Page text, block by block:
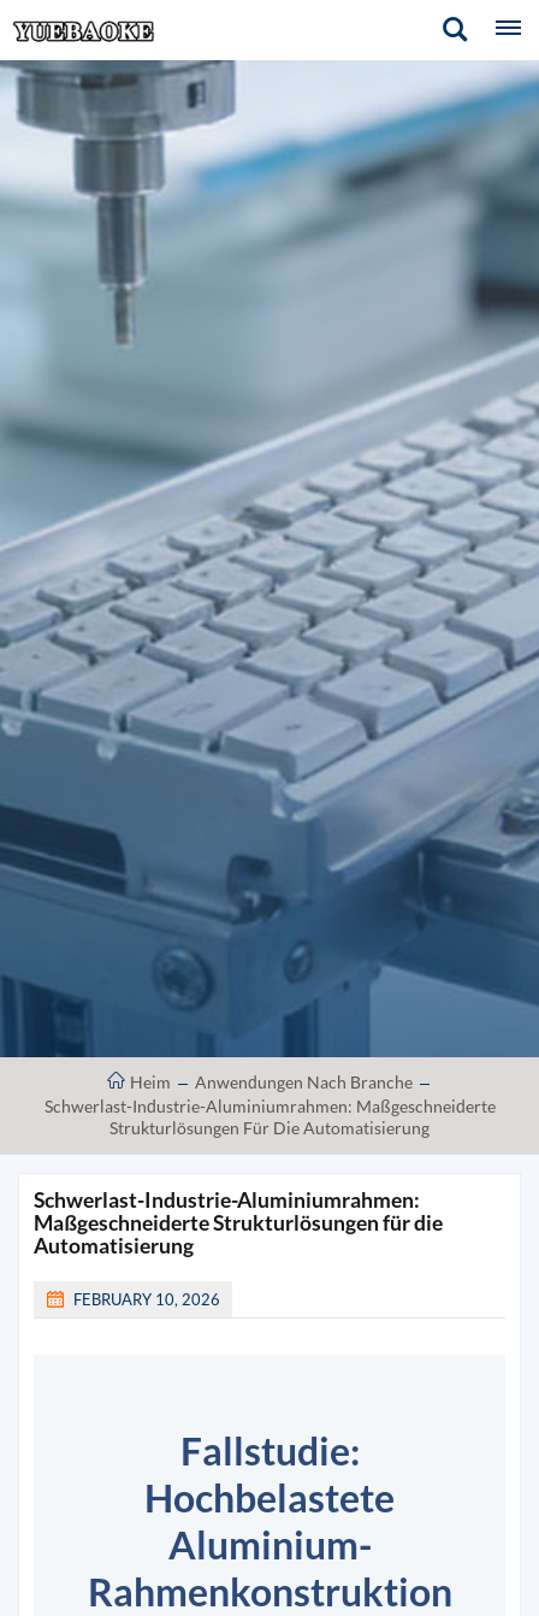
Heim
Anwendungen Nach Branche
Schwerlast-Industrie-Aluminiumrahmen: Maßgeschneiderte
Strukturlösungen Für Die Automatisierung
Schwerlast-Industrie-Aluminiumrahmen:
Maßgeschneiderte Strukturlösungen für die
Automatisierung
FEBRUARY 10, 2026
Fallstudie:
Hochbelastete
Aluminium-
Rahmenkonstruktion